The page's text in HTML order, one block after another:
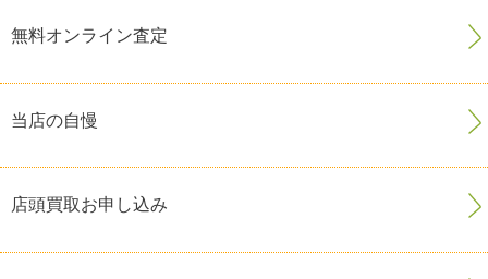
無料オンライン査定
当店の自慢
店頭買取お申し込み